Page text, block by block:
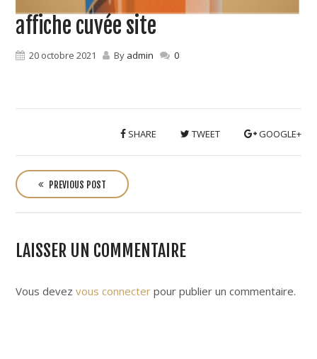
affiche cuvée site
20 octobre 2021 By admin 0
SHARE TWEET GOOGLE+
o
s
t
n
a
i
PREVIOUS POST
LAISSER UN COMMENTAIRE
Vous devez vous connecterpour publier un commentaire.